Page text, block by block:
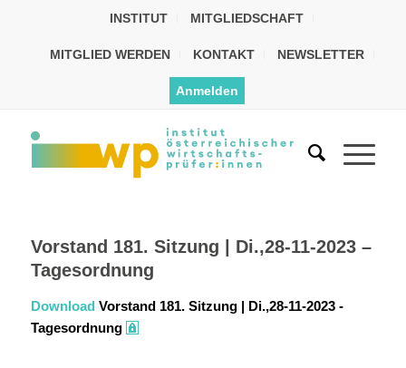
INSTITUT MITGLIEDSCHAFT
MITGLIED WERDEN KONTAKT NEWSLETTER
Anmelden
Vorstand 181. Sitzung | Di.,28-11-2023 –
Tagesordnung
Download Vorstand 181. Sitzung | Di.,28-11-2023 -
Tagesordnung